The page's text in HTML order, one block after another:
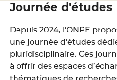
Journée d'études
Depuis 2024, l’ONPE
une journée d’études
pluridisciplinaire. Ces
à offrir des espaces